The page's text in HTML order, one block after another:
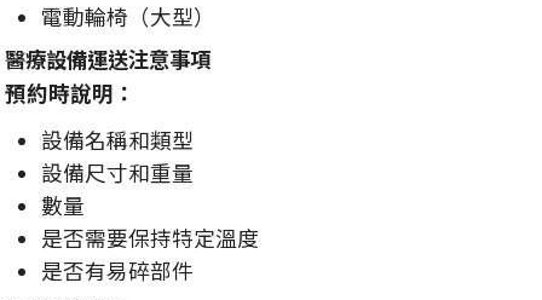
電動輪椅（大型）
醫療設備運送注意事項
預約時說明：
設備名稱和類型
設備尺寸和重量
數量
是否需要保持特定溫度
是否有易碎部件